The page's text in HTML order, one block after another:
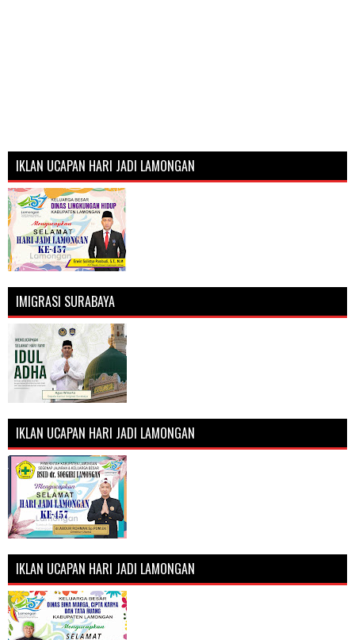
IKLAN UCAPAN HARI JADI LAMONGAN
IMIGRASI SURABAYA
IKLAN UCAPAN HARI JADI LAMONGAN
IKLAN UCAPAN HARI JADI LAMONGAN